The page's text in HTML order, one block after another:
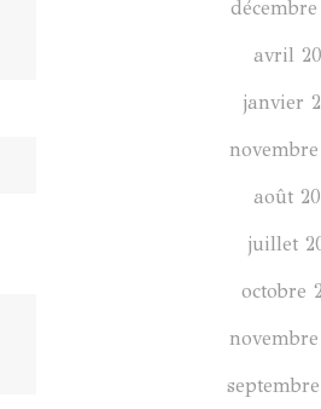
décembre
avril
janvier
août
juillet
octobre